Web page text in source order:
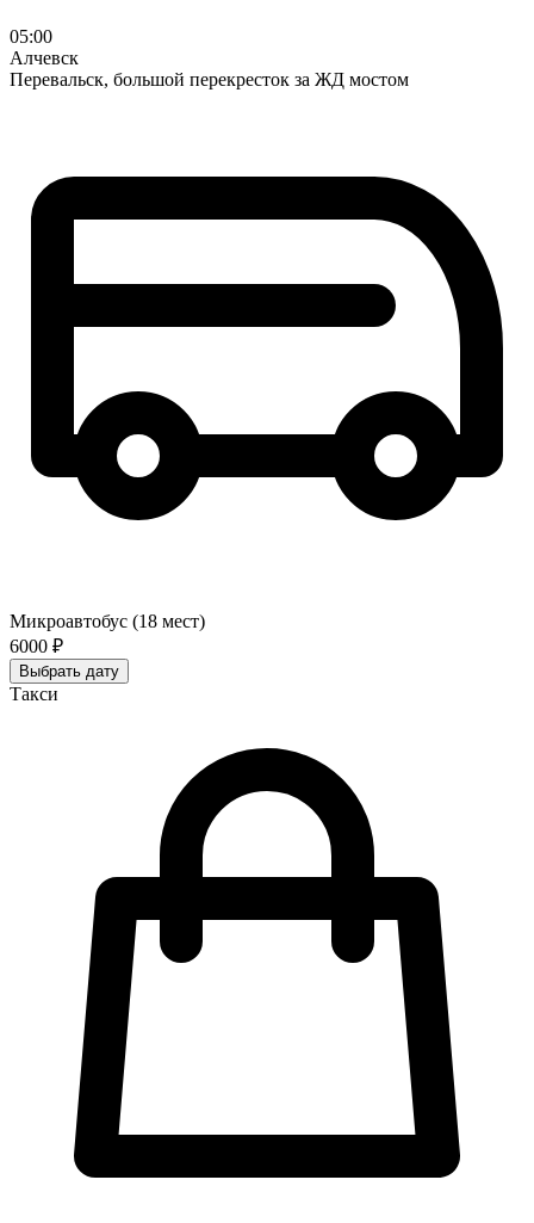
05:00
Алчевск
Перевальск, большой перекресток за ЖД мостом
Микроавтобус (18 мест)
6000 ₽
Выбрать дату
Такси